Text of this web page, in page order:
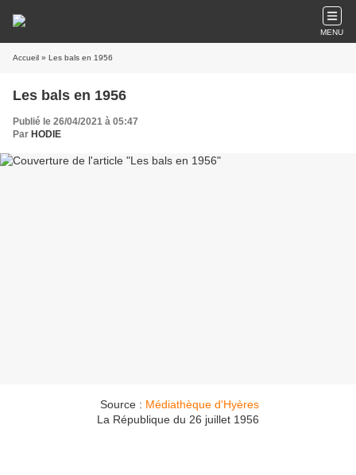
MENU
Accueil » Les bals en 1956
Les bals en 1956
Publié le 26/04/2021 à 05:47
Par HODIE
Source : Médiathèque d'Hyères
La République du 26 juillet 1956